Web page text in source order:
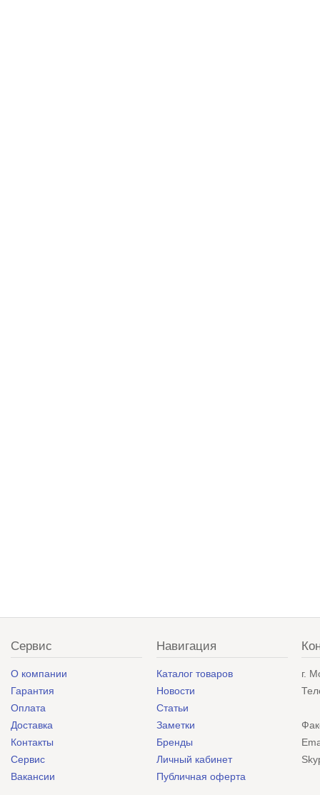
Сервис
О компании
Гарантия
Оплата
Доставка
Контакты
Сервис
Вакансии
Навигация
Каталог товаров
Новости
Статьи
Заметки
Бренды
Личный кабинет
Публичная оферта
г.